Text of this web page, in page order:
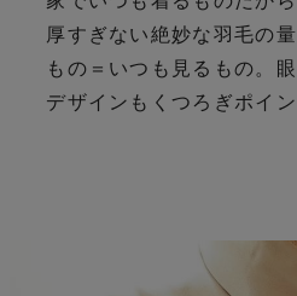
厚すぎない絶妙な羽毛の量
もの＝いつも見るもの。
デザインもくつろぎポイン